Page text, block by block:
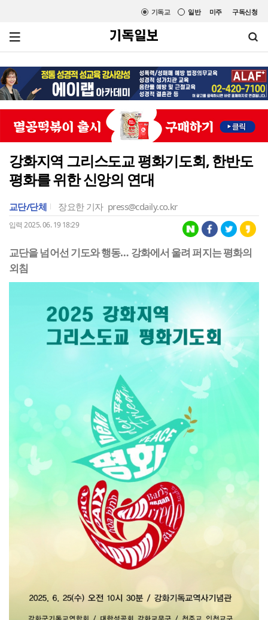
미주 구독신청
일반
기독교
강화지역 그리스도교 평화기도회, 한반도
평화를 위한 신앙의 연대
교단/단체 장요한 기자 press@cdaily.co.kr
입력 2025. 06. 19 18:29
교단을 넘어선 기도와 행동… 강화에서 울려 퍼지는 평화의
외침